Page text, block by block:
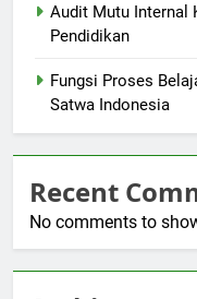
Audit Mutu Internal
Pendidikan
Fungsi Proses
Satwa Indonesia
Recent
No comments to